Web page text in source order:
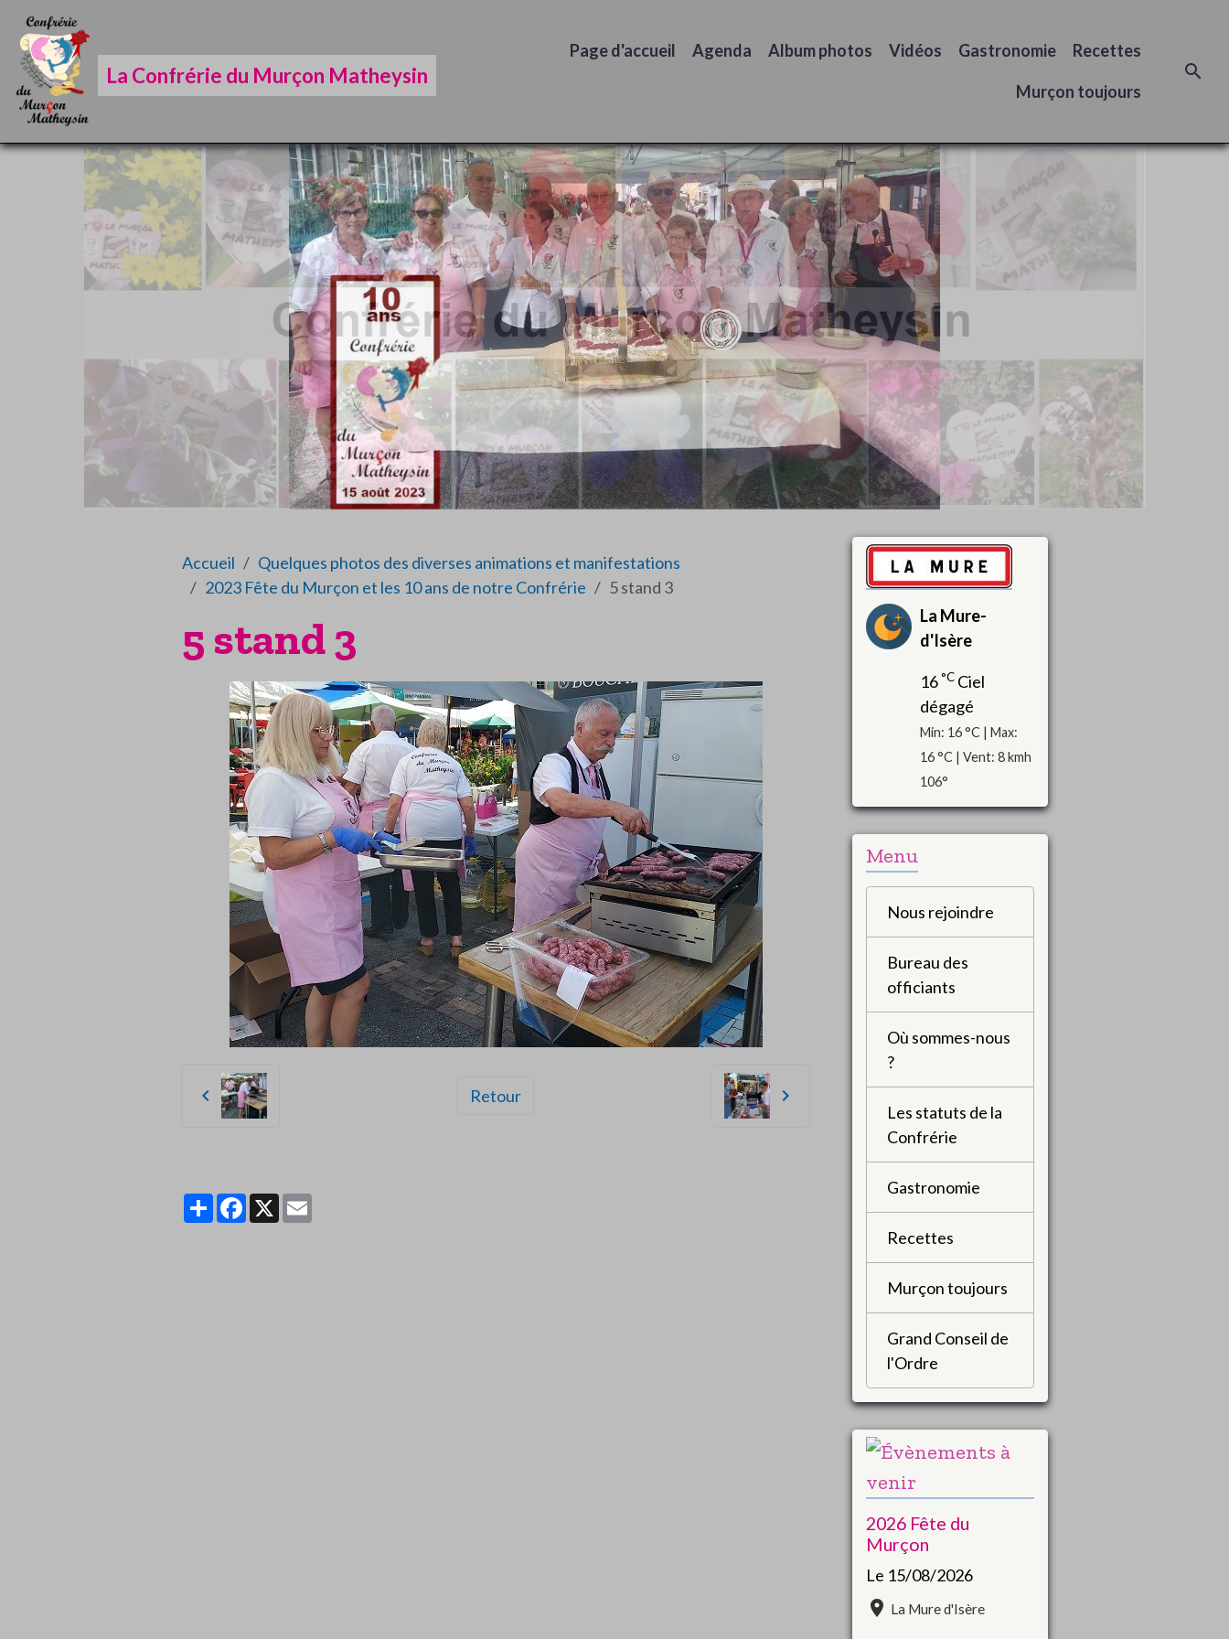
La Confrérie du Murçon Matheysin
Page d'accueil Agenda Album photos Vidéos Gastronomie Recettes
Murçon toujours
Accueil
Quelques photos des diverses animations et manifestations
2023 Fête du Murçon et les 10 ans de notre Confrérie
5 stand 3
5 stand 3
Retour
PartagerFacebook
X
La Mure-
d'Isère
16 °CCiel
dégagé
Min: 16 °C | Max:
16 °C | Vent: 8 kmh
106°
Menu
Nous rejoindre
Bureau des
officiants
Où sommes-nous
?
Les statuts de la
Confrérie
Gastronomie
Recettes
Murçon toujours
Grand Conseil de
l'Ordre
2026 Fête du
Murçon
Le 15/08/2026
La Mure d'Isère